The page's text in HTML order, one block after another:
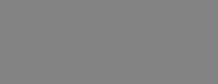
Universal
służy do
przypisanie
klienta. Jest
i służy
sesji i
witryn.
do
firmę
Można
firmy
się w
śledzenie
używamy
do